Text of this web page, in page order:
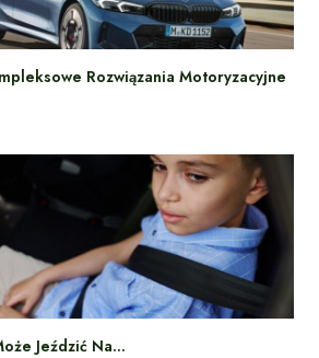
Rozwiązania Motoryzacyjne
Jeździć Na…